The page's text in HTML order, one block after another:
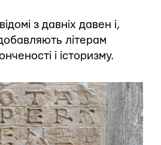
з давніх давен і,
літерам
і історизму.